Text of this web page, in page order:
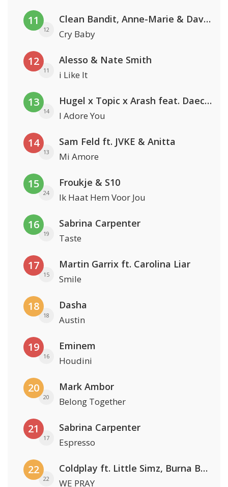
11
12
Clean Bandit, Anne-Marie & David Guetta
Cry Baby
12
11
Alesso & Nate Smith
i Like It
13
14
Hugel x Topic x Arash feat. Daecolm
I Adore You
14
13
Sam Feld ft. JVKE & Anitta
Mi Amore
15
24
Froukje & S10
Ik Haat Hem Voor Jou
16
19
Sabrina Carpenter
Taste
17
15
Martin Garrix ft. Carolina Liar
Smile
18
18
Dasha
Austin
19
16
Eminem
Houdini
20
20
Mark Ambor
Belong Together
21
17
Sabrina Carpenter
Espresso
22
22
Coldplay ft. Little Simz, Burna Boy, Elyanna & Tini
WE PRAY